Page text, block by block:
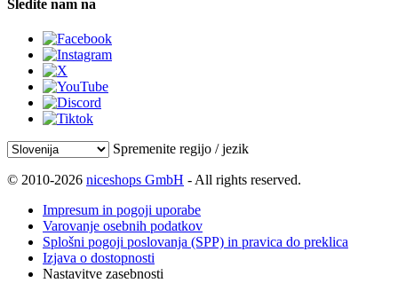
Sledite nam na
Spremenite regijo / jezik
© 2010-2026 niceshops GmbH - All rights reserved.
Impresum in pogoji uporabe
Varovanje osebnih podatkov
Splošni pogoji poslovanja (SPP) in pravica do preklica
Izjava o dostopnosti
Nastavitve zasebnosti